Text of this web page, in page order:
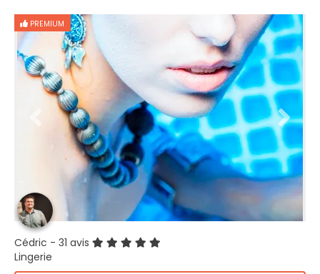
PREMIUM
Cédric - 31 avis
Lingerie